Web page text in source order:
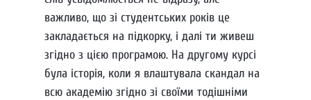
важливо, що зі студентських років це
закладається на підкорку, і далі ти живеш
згідно з цією програмою. На другому курсі
була історія, коли я влаштувала скандал на
всю академію згідно зі своїми тодішніми